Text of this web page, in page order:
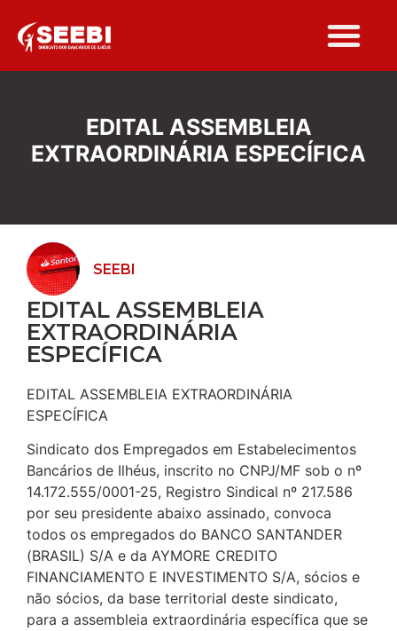
EDITAL ASSEMBLEIA
EXTRAORDINÁRIA ESPECÍFICA
SEEBI
EDITAL ASSEMBLEIA
EXTRAORDINÁRIA
ESPECÍFICA
EDITAL ASSEMBLEIA EXTRAORDINÁRIA
ESPECÍFICA
Sindicato dos Empregados em Estabelecimentos
Bancários de Ilhéus, inscrito no CNPJ/MF sob o nº
14.172.555/0001-25, Registro Sindical nº 217.586
por seu presidente abaixo assinado, convoca
todos os empregados do BANCO SANTANDER
(BRASIL) S/A e da AYMORE CREDITO
FINANCIAMENTO E INVESTIMENTO S/A, sócios e
não sócios, da base territorial deste sindicato,
para a assembleia extraordinária específica que se